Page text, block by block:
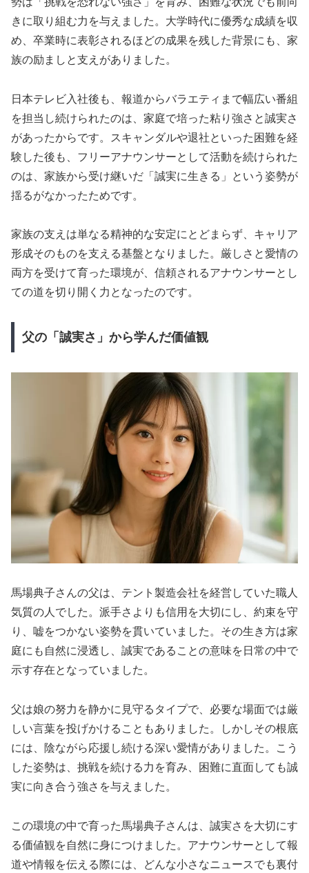
きに取り組む力を与えました。大学時代に優秀な成績を収
め、卒業時に表彰されるほどの成果を残した背景にも、家
族の励ましと支えがありました。
日本テレビ入社後も、報道からバラエティまで幅広い番組
を担当し続けられたのは、家庭で培った粘り強さと誠実さ
があったからです。スキャンダルや退社といった困難を経
験した後も、フリーアナウンサーとして活動を続けられた
のは、家族から受け継いだ「誠実に生きる」という姿勢が
揺るがなかったためです。
家族の支えは単なる精神的な安定にとどまらず、キャリア
形成そのものを支える基盤となりました。厳しさと愛情の
両方を受けて育った環境が、信頼されるアナウンサーとし
ての道を切り開く力となったのです。
父の「誠実さ」から学んだ価値観
馬場典子さんの父は、テント製造会社を経営していた職人
気質の人でした。派手さよりも信用を大切にし、約束を守
り、嘘をつかない姿勢を貫いていました。その生き方は家
庭にも自然に浸透し、誠実であることの意味を日常の中で
示す存在となっていました。
父は娘の努力を静かに見守るタイプで、必要な場面では厳
しい言葉を投げかけることもありました。しかしその根底
には、陰ながら応援し続ける深い愛情がありました。こう
した姿勢は、挑戦を続ける力を育み、困難に直面しても誠
実に向き合う強さを与えました。
この環境の中で育った馬場典子さんは、誠実さを大切にす
る価値観を自然に身につけました。アナウンサーとして報
道や情報を伝える際には、どんな小さなニュースでも裏付